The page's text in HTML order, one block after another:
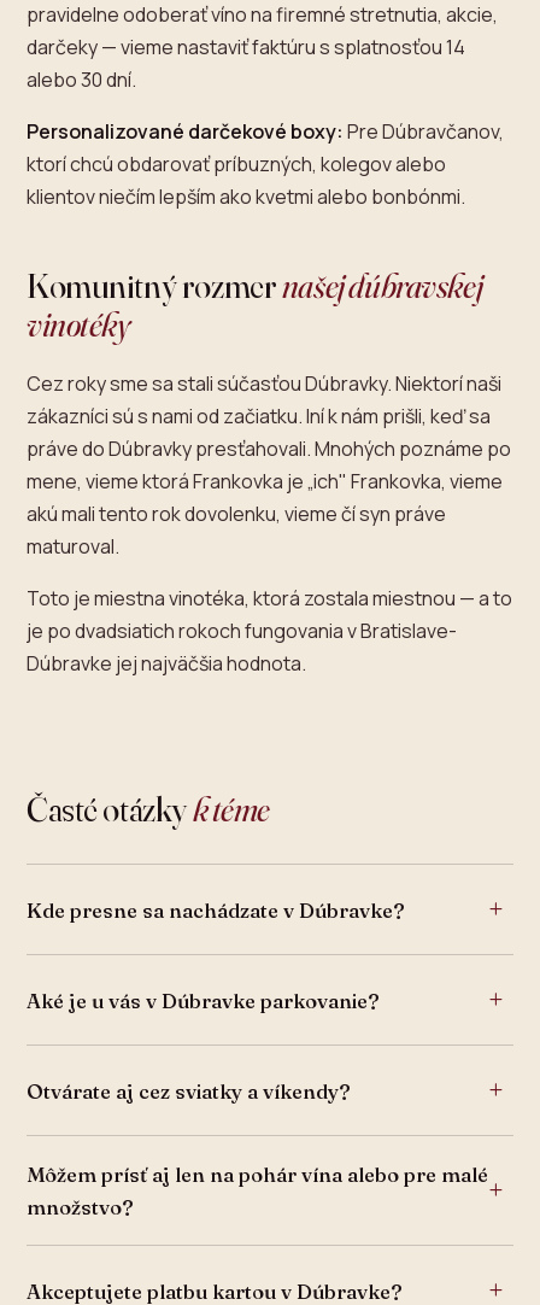
pravidelne odoberať víno na firemné stretnutia, akcie,
darčeky — vieme nastaviť faktúru s splatnosťou 14
alebo 30 dní.
Personalizované darčekové boxy: Pre Dúbravčanov,
ktorí chcú obdarovať príbuzných, kolegov alebo
klientov niečím lepším ako kvetmi alebo bonbónmi.
Komunitný rozmernašej dúbravskej
vinotéky
Cez roky sme sa stali súčasťou Dúbravky. Niektorí naši
zákazníci sú s nami od začiatku. Iní k nám prišli, keď sa
práve do Dúbravky presťahovali. Mnohých poznáme po
mene, vieme ktorá Frankovka je „ich" Frankovka, vieme
akú mali tento rok dovolenku, vieme čí syn práve
maturoval.
Toto je miestna vinotéka, ktorá zostala miestnou — a to
je po dvadsiatich rokoch fungovania v Bratislave-
Dúbravke jej najväčšia hodnota.
Časté otázkyk téme
Kde presne sa nachádzate v Dúbravke?
Aké je u vás v Dúbravke parkovanie?
Otvárate aj cez sviatky a víkendy?
Môžem prísť aj len na pohár vína alebo pre malé
množstvo?
Akceptujete platbu kartou v Dúbravke?